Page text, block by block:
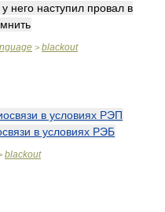
него наступил провал в
> blackout
в условиях РЭП
в условиях РЭБ
blackout